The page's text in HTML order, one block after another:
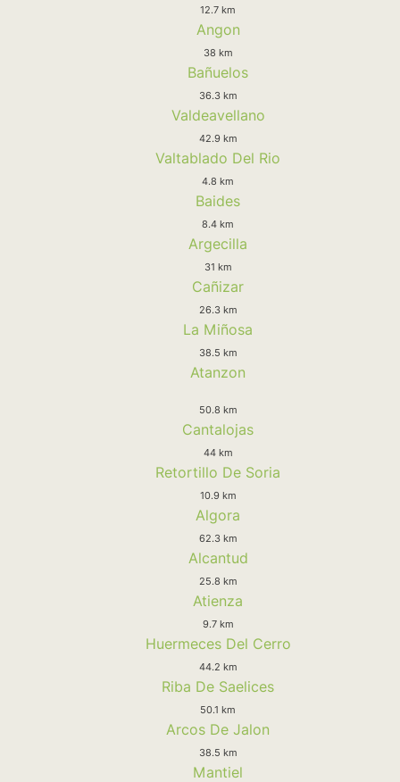
12.7 km
Angon
38 km
Bañuelos
36.3 km
Valdeavellano
42.9 km
Valtablado Del Rio
4.8 km
Baides
8.4 km
Argecilla
31 km
Cañizar
26.3 km
La Miñosa
38.5 km
Atanzon
50.8 km
Cantalojas
44 km
Retortillo De Soria
10.9 km
Algora
62.3 km
Alcantud
25.8 km
Atienza
9.7 km
Huermeces Del Cerro
44.2 km
Riba De Saelices
50.1 km
Arcos De Jalon
38.5 km
Mantiel